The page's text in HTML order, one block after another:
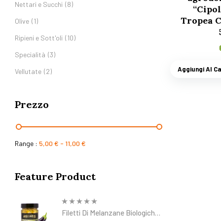
Nettari e Succhi (8)
Olive (1)
Ripieni e Sott'oli (10)
Specialità (3)
Vellutate (2)
Prezzo
Range : 5,00 € - 11,00 €
Feature Product
Filetti Di Melanzane Biologiche
Tropea
Aggiungi Al